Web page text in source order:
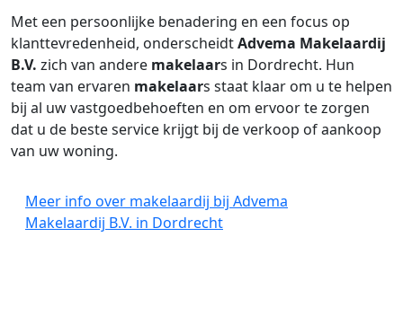
Met een persoonlijke benadering en een focus op
klanttevredenheid, onderscheidtAdvema Makelaardij
B.V. zich van andere makelaars in Dordrecht. Hun
team van ervaren makelaars staat klaar om u te helpen
bij al uw vastgoedbehoeften en om ervoor te zorgen
dat u de beste service krijgt bij de verkoop of aankoop
van uw woning.
Meer info over makelaardij bij Advema
Makelaardij B.V. in Dordrecht